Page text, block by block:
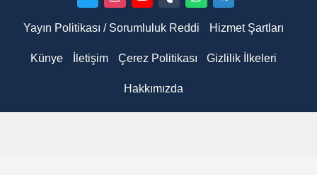
Yayın Politikası / Sorumluluk Reddi Hizmet Şartları
Künye İletişim Çerez Politikası Gizlilik İlkeleri
Hakkımızda